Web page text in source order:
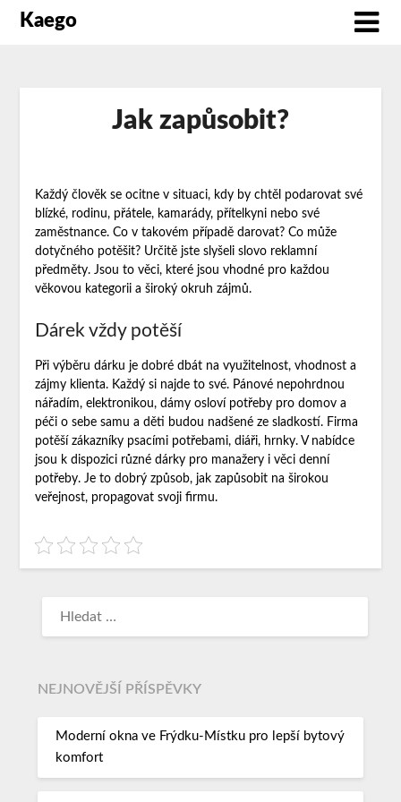
Kaego
Jak zapůsobit?
Každý člověk se ocitne v situaci, kdy by chtěl podarovat své
blízké, rodinu, přátele, kamarády, přítelkyni nebo své
zaměstnance. Co v takovém případě darovat? Co může
dotyčného potěšit? Určitě jste slyšeli slovo reklamní
předměty. Jsou to věci, které jsou vhodné pro každou
věkovou kategorii a široký okruh zájmů.
Dárek vždy potěší
Při výběru dárku je dobré dbát na využitelnost, vhodnost a
zájmy klienta. Každý si najde to své. Pánové nepohrdnou
nářadím, elektronikou, dámy osloví potřeby pro domov a
péči o sebe samu a děti budou nadšené ze sladkostí. Firma
potěší zákazníky psacími potřebami, diáři, hrnky. V nabídce
jsou k dispozici různé dárky pro manažery i věci denní
potřeby. Je to dobrý způsob, jak zapůsobit na širokou
veřejnost, propagovat svoji firmu.
NEJNOVĚJŠÍ PŘÍSPĚVKY
Moderní okna ve Frýdku-Místku pro lepší bytový
komfort